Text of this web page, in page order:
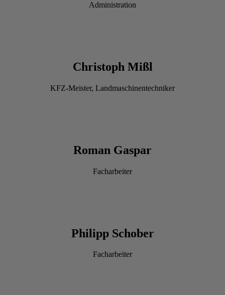
Administration
Christoph Mißl
KFZ-Meister, Landmaschinentechniker
Roman Gaspar
Facharbeiter
Philipp Schober
Facharbeiter